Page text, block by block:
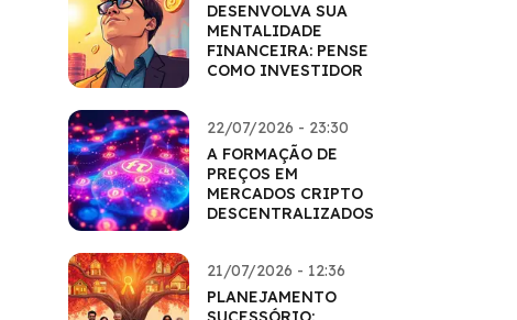
DESENVOLVA SUA
MENTALIDADE
FINANCEIRA: PENSE
COMO INVESTIDOR
22/07/2026 - 23:30
A FORMAÇÃO DE
PREÇOS EM
MERCADOS CRIPTO
DESCENTRALIZADOS
21/07/2026 - 12:36
PLANEJAMENTO